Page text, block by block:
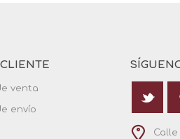
venta
envío
Calle